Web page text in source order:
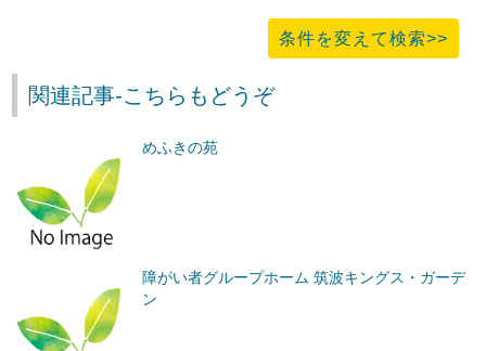
条件を変えて検索>>
関連記事-こちらもどうぞ
めふきの苑
障がい者グループホーム 筑波キングス・ガーデ
ン